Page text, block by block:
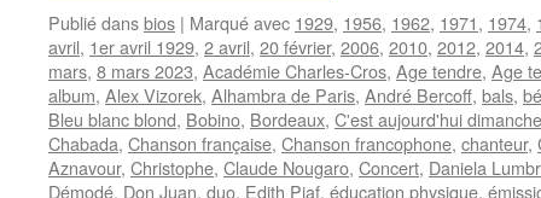
Publié dansbios | Marqué avec 1929, 1956, 1962, 1971, 1974,
avril, 1er avril 1929, 2 avril, 20 février, 2006, 2010, 2012, 2014,
mars, 8 mars 2023, Académie Charles-Cros, Age tendre, Age
album, Alex Vizorek, Alhambra de Paris, André Bercoff, bals,
Bleu blanc blond, Bobino, Bordeaux, C'est aujourd'hui dimanche
Chabada, Chanson française, Chanson francophone, chanteur,
Aznavour, Christophe, Claude Nougaro, Concert, Daniela
Démodé, Don Juan, duo, Edith Piaf, éducation physique,